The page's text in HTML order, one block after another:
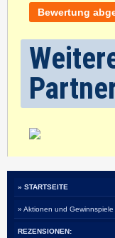
Bewertung
» STARTSEITE
» Aktionen und Gewinnspiele
REZENSIONEN: